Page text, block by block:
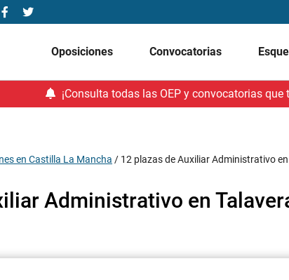
Oposiciones Convocatorias
¡Consulta todas las OEP y convocatorias que
en Castilla La Mancha / 12 plazas de Auxiliar Administrativo
Administrativo en